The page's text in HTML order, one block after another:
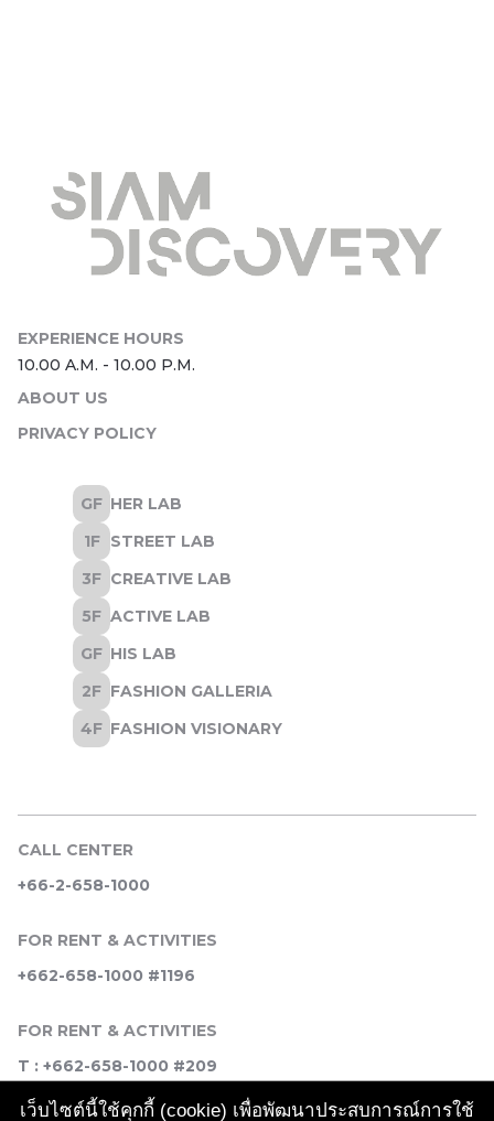
เว็บไซต์นี้ใช้คุกกี้ (cookie) เพื่อพัฒนาประสบการณ์การใช้
ABOUT US
PRIVACY POLICY
CALL CENTER
+66-2-658-1000
FOR RENT & ACTIVITIES
+662-658-1000 #1196
FOR RENT & ACTIVITIES
T : +662-658-1000 #209